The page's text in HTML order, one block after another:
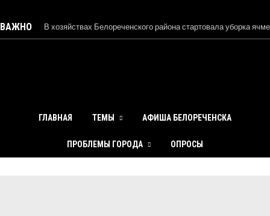
ВАЖНО В хозяйствах Белореченского района стартовала уборка
заведениях
ГЛАВНАЯ ТЕМЫ АФИША БЕЛОРЕЧЕНСКА
ПРОБЛЕМЫ ГОРОДА ОПРОСЫ